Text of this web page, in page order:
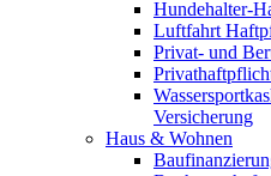
Hundehalter-
Luftfahrt
Privat- und
Versicherung
Haus & Wohnen